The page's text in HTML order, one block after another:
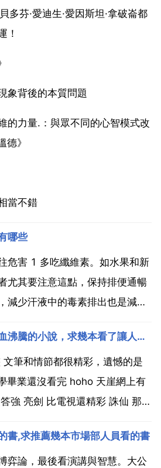
多芬·愛迪生·愛因斯坦·拿破崙都
！
象背後的本質問題
的力量.：與眾不同的心智模式改
德》
當不錯
哪些
危害 1 多吃纖維素。如水果和新
尤其要注意這點，保持排便通暢
減少汗液中的毒素排出也是減輕
陳代謝的能力。特別是夏天很多
，使得汗腺功能退化，結果使不
有沒有看了就讓人熱血沸騰的小說，求幾本看了讓人熱血沸騰的小說
筆和情節都很精彩，遺憾的是
畢業還沒看完 hoho 天崖網上有
強 亮劍 比電視還精彩 誅仙 那是
你 現在我們學校都在看這寫 獸
賊夠男...
書,求推薦幾本市場部人員看的書
弈論，最後看演講與智慧。大公